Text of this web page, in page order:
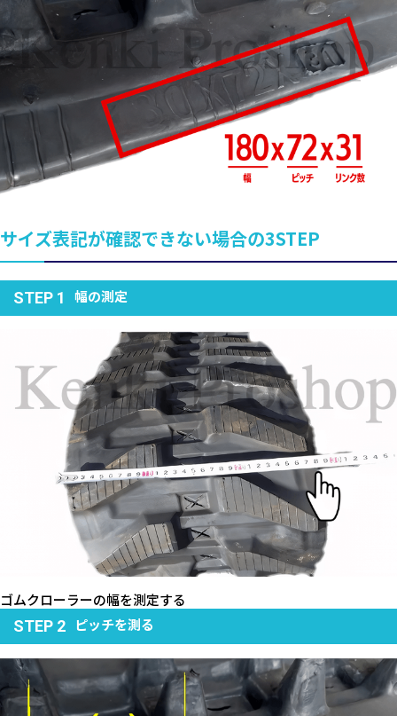
サイズ表記が確認できない場合の3STEP
STEP 1 幅の測定
ゴムクローラーの幅を測定する
STEP 2 ピッチを測る